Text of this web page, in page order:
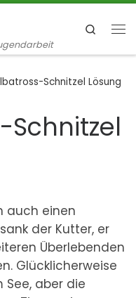
Search
Schnitzel Lösung
Schnitzel
auch einen
der Kutter, er
Überlebenden
Glücklicherweise
See, aber die